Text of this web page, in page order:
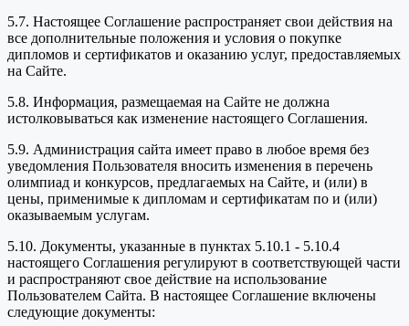
5.7. Настоящее Соглашение распространяет свои действия на
все дополнительные положения и условия о покупке
дипломов и сертификатов и оказанию услуг, предоставляемых
на Сайте.
5.8. Информация, размещаемая на Сайте не должна
истолковываться как изменение настоящего Соглашения.
5.9. Администрация сайта имеет право в любое время без
уведомления Пользователя вносить изменения в перечень
олимпиад и конкурсов, предлагаемых на Сайте, и (или) в
цены, применимые к дипломам и сертификатам по и (или)
оказываемым услугам.
5.10. Документы, указанные в пунктах 5.10.1 - 5.10.4
настоящего Соглашения регулируют в соответствующей части
и распространяют свое действие на использование
Пользователем Сайта. В настоящее Соглашение включены
следующие документы: